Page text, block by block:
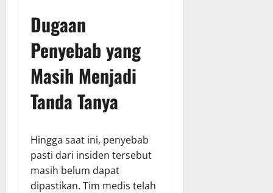
Dugaan
Penyebab yang
Masih Menjadi
Tanda Tanya
Hingga saat ini, penyebab
pasti dari insiden tersebut
masih belum dapat
dipastikan. Tim medis telah